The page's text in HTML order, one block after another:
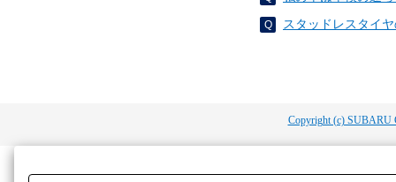
スタッドレスタイ
Copyright (c) SUBARU